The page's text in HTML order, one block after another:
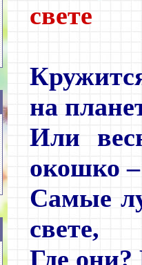
свете
на
Или
окошко–
Самые
свете,
Где они?